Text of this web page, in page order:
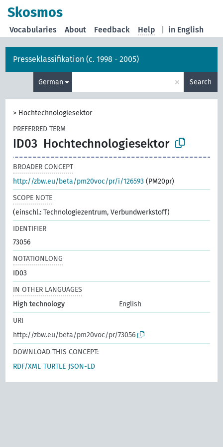
Skosmos
in English
Vocabularies About Feedback Help
Presseklassifikation (c. 1998 - 2005)
German × Search
> Hochtechnologiesektor
PREFERRED TERM
ID03 Hochtechnologiesektor
BROADER CONCEPT
http://zbw.eu/beta/pm20voc/pr/i/126593 (PM20pr)
SCOPE NOTE
(einschl.: Technologiezentrum, Verbundwerkstoff)
IDENTIFIER
73056
NOTATIONLONG
ID03
IN OTHER LANGUAGES
High technology
English
URI
http://zbw.eu/beta/pm20voc/pr/73056
DOWNLOAD THIS CONCEPT:
RDF/XML TURTLE JSON-LD